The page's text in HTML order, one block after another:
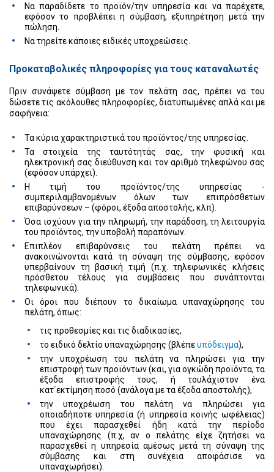
Να παραδίδετε το προϊόν/την υπηρεσία και να παρέχετε,
εφόσον το προβλέπει η σύμβαση, εξυπηρέτηση μετά την
πώληση.
Να τηρείτε κάποιες ειδικές υποχρεώσεις.
Προκαταβολικές πληροφορίες για τους καταναλωτές
Πριν συνάψετε σύμβαση με τον πελάτη σας, πρέπει να του
δώσετε τις ακόλουθες πληροφορίες, διατυπωμένες απλά και με
σαφήνεια:
Τα κύρια χαρακτηριστικά του προϊόντος/της υπηρεσίας.
Τα στοιχεία της ταυτότητάς σας, την φυσική και
ηλεκτρονική σας διεύθυνση και τον αριθμό τηλεφώνου σας
(εφόσον υπάρχει).
Η τιμή του προϊόντος/της υπηρεσίας -
συμπεριλαμβανομένων όλων των επιπρόσθετων
επιβαρύνσεων – (φόροι, έξοδα αποστολής, κλπ).
Όσα ισχύουν για την πληρωμή, την παράδοση, τη λειτουργία
του προϊόντος, την υποβολή παραπόνων.
Επιπλέον επιβαρύνσεις του πελάτη πρέπει να
ανακοινώνονται κατά τη σύναψη της σύμβασης, εφόσον
υπερβαίνουν τη βασική τιμή (π.χ. τηλεφωνικές κλήσεις
πρόσθετου τέλους για συμβάσεις που συνάπτονται
τηλεφωνικά).
Οι όροι που διέπουν το δικαίωμα υπαναχώρησης του
πελάτη, όπως:
τις προθεσμίες και τις διαδικασίες,
το ειδικό δελτίο υπαναχώρησης (βλέπευπόδειγμα),
την υποχρέωση του πελάτη να πληρώσει για την
επιστροφή των προϊόντων (και, για ογκώδη προϊόντα, τα
έξοδα επιστροφής τους, ή τουλάχιστον ένα
κατ΄εκτίμηση ποσό (ανάλογα με τα έξοδα αποστολής),
την υποχρέωση του πελάτη να πληρώσει για
οποιαδήποτε υπηρεσία (ή υπηρεσία κοινής ωφέλειας)
που έχει παρασχεθεί ήδη κατά την περίοδο
υπαναχώρησης (π.χ, αν ο πελάτης είχε ζητήσει να
παρασχεθεί η υπηρεσία αμέσως μετά τη σύναψη της
σύμβασης και στη συνέχεια αποφάσισε να
υπαναχωρήσει).